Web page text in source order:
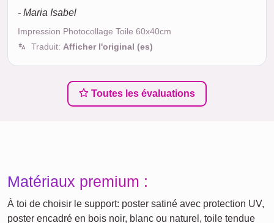
- Maria Isabel
Impression Photocollage Toile 60x40cm
Traduit: Afficher l'original (es)
Toutes les évaluations
Matériaux premium :
À toi de choisir le support: poster satiné avec protection UV,
poster encadré en bois noir, blanc ou naturel, toile tendue